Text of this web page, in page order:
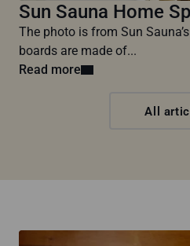
Sun Sauna Home
The photo is from Sun
boards are made of...
Read more
All